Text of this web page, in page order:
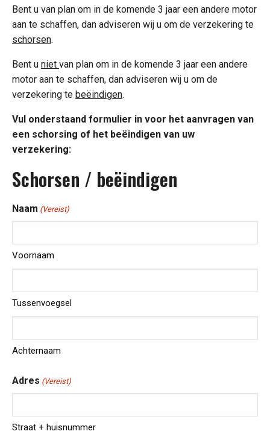
Bent u van plan om in de komende 3 jaar een andere motor
aan te schaffen, dan adviseren wij u om de verzekering te
schorsen.
Bent u niet van plan om in de komende 3 jaar een andere
motor aan te schaffen, dan adviseren wij u om de
verzekering te beëindigen.
Vul onderstaand formulier in voor het aanvragen van
een schorsing of het beëindigen van uw
verzekering:
Schorsen / beëindigen
Naam (Vereist)
Voornaam
Tussenvoegsel
Achternaam
Adres (Vereist)
Straat + huisnummer